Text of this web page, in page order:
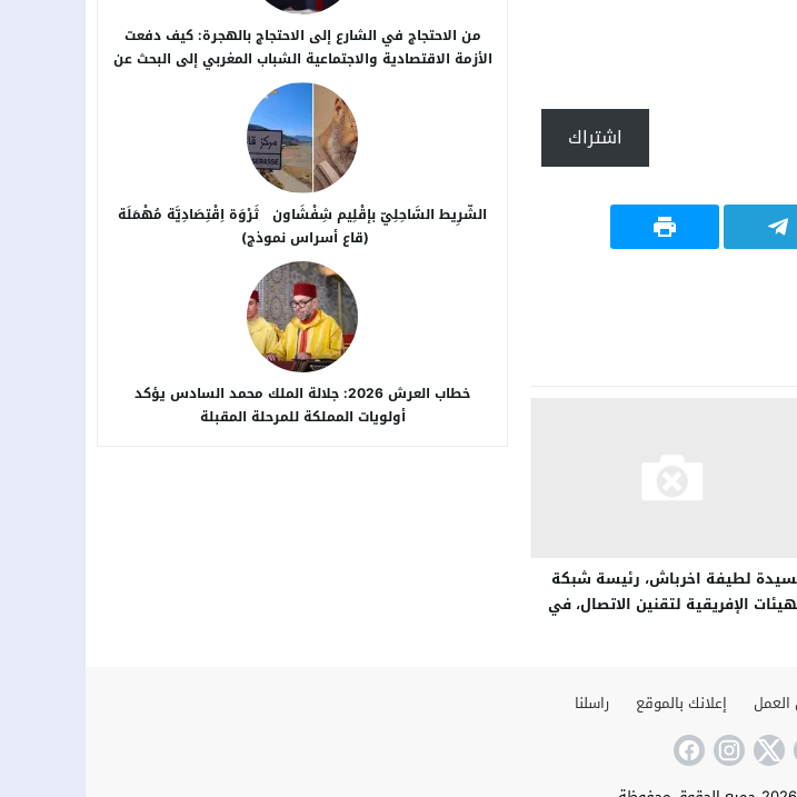
اشتراك
لطيفة اخرباش، رئيسة شبكة
الإفريقية لتقنين الاتصال، في
من الاحتجاج في الشارع إلى الاحتجاج بالهجرة: كيف دفعت
الأزمة الاقتصادية والاجتماعية الشباب المغربي إلى البحث عن
بدائل خارج الوطن؟
الشَّرِيط السَّاحِلِيّ بإقْلِيم شِفْشَاون ثَرْوَة اِقْتِصَادِيَّة مُهْمَلَة
(قاع أسراس نموذج)
خطاب العرش 2026: جلالة الملك محمد السادس يؤكد
أولويات المملكة للمرحلة المقبلة
إعلانك بالموقع راسلنا